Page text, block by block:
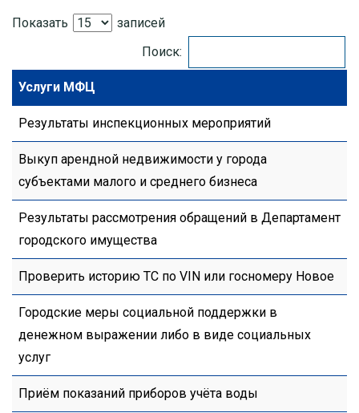
Показать
записей
Поиск:
Услуги МФЦ
Результаты инспекционных мероприятий
Выкуп арендной недвижимости у города
субъектами малого и среднего бизнеса
Результаты рассмотрения обращений в Департамент
городского имущества
Проверить историю ТС по VIN или госномеру Новое
Городские меры социальной поддержки в
денежном выражении либо в виде социальных
услуг
Приём показаний приборов учёта воды